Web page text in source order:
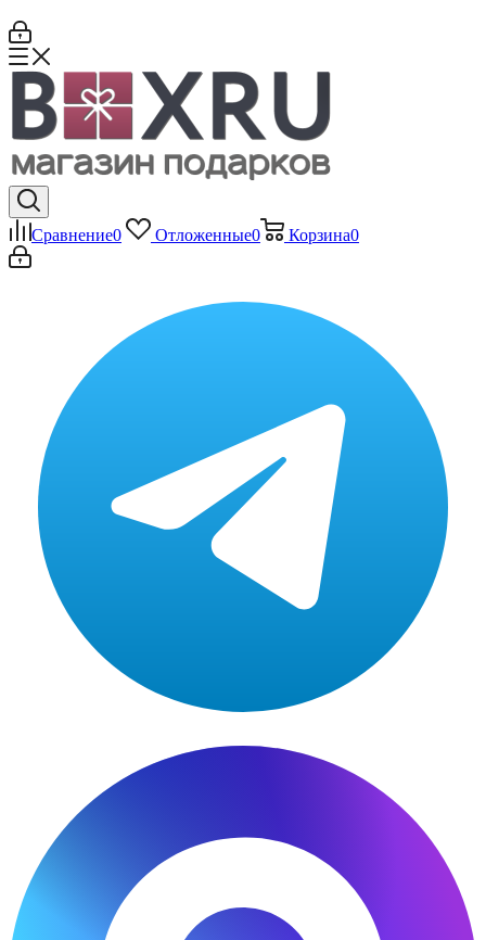
Сравнение0 Отложенные0 Корзина0